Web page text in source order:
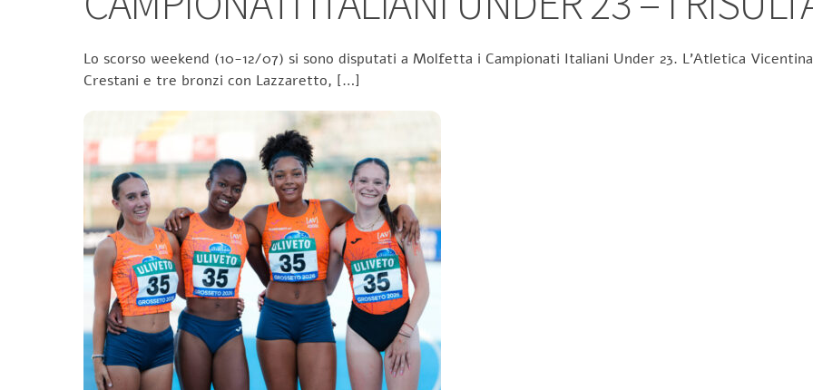
Lo scorso weekend (10-12/07) si sono disputati a Molfetta i Campionati Italiani Under 23. L’Atletica
Crestani e tre bronzi con Lazzaretto, […]